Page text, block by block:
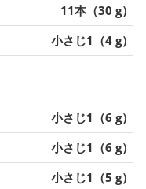
11本（30 g）
小さじ1（4 g）
小さじ1（6 g）
小さじ1（6 g）
小さじ1（5 g）